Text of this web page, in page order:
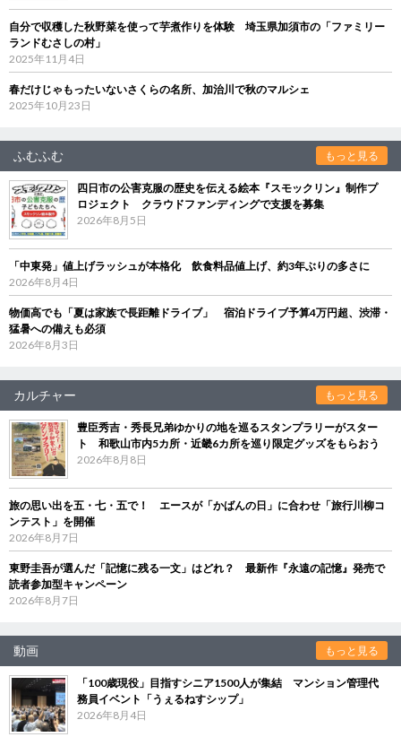
自分で収穫した秋野菜を使って芋煮作りを体験 埼玉県加須市の「ファミリー
ランドむさしの村」
2025年11月4日
春だけじゃもったいないさくらの名所、加治川で秋のマルシェ
2025年10月23日
ふむふむ もっと見る
四日市の公害克服の歴史を伝える絵本『スモックリン』制作プ
ロジェクト クラウドファンディングで支援を募集
2026年8月5日
「中東発」値上げラッシュが本格化 飲食料品値上げ、約3年ぶりの多さに
2026年8月4日
物価高でも「夏は家族で長距離ドライブ」 宿泊ドライブ予算4万円超、渋滞・
猛暑への備えも必須
2026年8月3日
カルチャー もっと見る
豊臣秀吉・秀長兄弟ゆかりの地を巡るスタンプラリーがスター
ト 和歌山市内5カ所・近畿6カ所を巡り限定グッズをもらおう
2026年8月8日
旅の思い出を五・七・五で！ エースが「かばんの日」に合わせ「旅行川柳コ
ンテスト」を開催
2026年8月7日
東野圭吾が選んだ「記憶に残る一文」はどれ？ 最新作『永遠の記憶』発売で
読者参加型キャンペーン
2026年8月7日
動画 もっと見る
「100歳現役」目指すシニア1500人が集結 マンション管理代
務員イベント「うぇるねすシップ」
2026年8月4日